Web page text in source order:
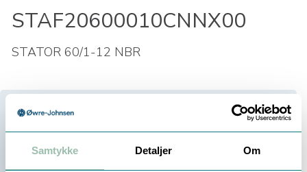
Samtykke Detaljer Om
STAF20600010CNNX00
STATOR 60/1-12 NBR
Velg antall:
+